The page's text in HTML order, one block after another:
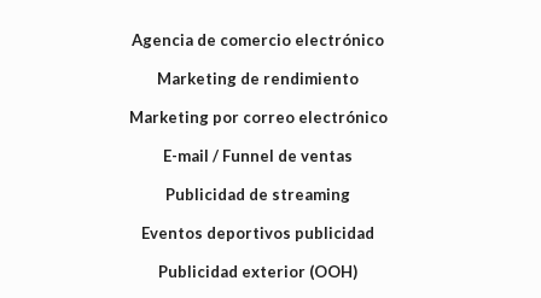
Agencia de comercio electrónico
Marketing de rendimiento
Marketing por correo electrónico
E-mail / Funnel de ventas
Publicidad de streaming
Eventos deportivos publicidad
Publicidad exterior (OOH)